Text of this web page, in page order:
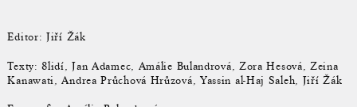
Editor: Jiří Žák
Texty: 8lidí, Jan Adamec, Amálie Bulandrová, Zora Hesová, Zeina
Kanawati, Andrea Průchová Hrůzová, Yassin al-Haj Saleh, Jiří Žák